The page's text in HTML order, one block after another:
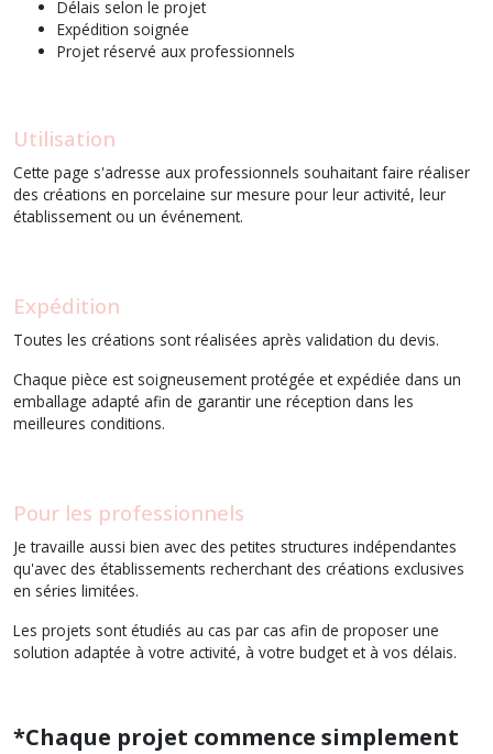
Délais selon le projet
Expédition soignée
Projet réservé aux professionnels
Utilisation
Cette page s'adresse aux professionnels souhaitant faire réaliser
des créations en porcelaine sur mesure pour leur activité, leur
établissement ou un événement.
Expédition
Toutes les créations sont réalisées après validation du devis.
Chaque pièce est soigneusement protégée et expédiée dans un
emballage adapté afin de garantir une réception dans les
meilleures conditions.
Pour les professionnels
Je travaille aussi bien avec des petites structures indépendantes
qu'avec des établissements recherchant des créations exclusives
en séries limitées.
Les projets sont étudiés au cas par cas afin de proposer une
solution adaptée à votre activité, à votre budget et à vos délais.
*Chaque projet commence simplement